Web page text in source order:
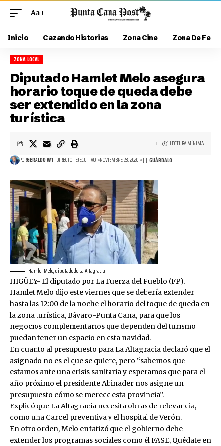
Aa
Inicio Cazando Historias Zona Cine Zona De Fe
ZONA LOCAL
Diputado Hamlet Melo asegura
horario toque de queda debe
ser extendido en la zona
turística
PORGERALDO WT- DIRECTOR EJECUTIVO NOVIEMBRE 28, 2020
1 LECTURA MÍNIMA
Hamlet Melo, diputado de La Altagracia
HIGÜEY- El diputado por La Fuerza del Pueblo (FP),
Hamlet Melo dijo este viernes que se debería extender
hasta las 12:00 de la noche el horario del toque de queda en
la zona turística, Bávaro-Punta Cana, para que los
negocios complementarios que dependen del turismo
puedan tener un espacio en esta navidad.
En cuanto al presupuesto para La Altagracia declaró que el
asignado no es el que se quiere, pero “sabemos que
estamos ante una crisis sanitaria y esperamos que para el
año próximo el presidente Abinader nos asigne un
presupuesto cómo se merece esta provincia”.
Explicó que La Altagracia necesita obras de relevancia,
como una Carcel preventiva y el hospital de Verón.
En otro orden, Melo enfatizó que el gobierno debe
extender los programas sociales como él FASE, Quédate en